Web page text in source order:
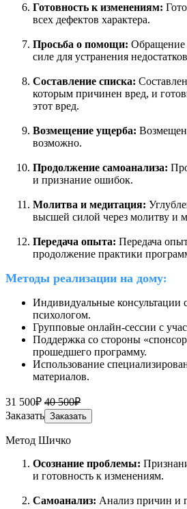
Готовность к изменениям:
всех дефектов характера.
Просьба о помощи:
силе для устранения
Составление списка:
которым причинен вред, и
этот вред.
Возмещение ущерба:
возможно.
Продолжение самоанализа:
и признание ошибок.
Молитва и медитация:
высшей силой через молитву и
Передача опыта: Передача
продолжение практики
Методы реализации на дому:
Индивидуальные консультации
психологом.
Групповые онлайн-сессии с
Поддержка со стороны
прошедшего программу.
Использование
материалов.
31 500₽ 40 500₽
Заказать Заказать
Метод Шичко
Осознание проблемы:
и готовность к изменениям.
Самоанализ: Анализ причин и